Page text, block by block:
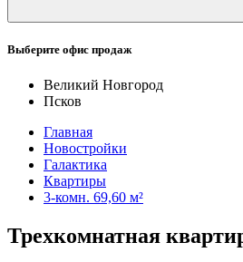
Выберите офис продаж
Великий Новгород
Псков
Главная
Новостройки
Галактика
Квартиры
3-комн. 69,60 м²
Трехкомнатная